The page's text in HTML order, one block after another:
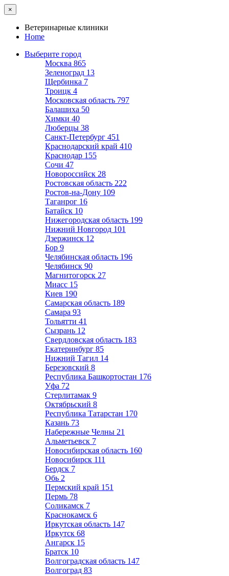
×
Ветеринарные клиники
Home
Выберите город
Москва 865
Зеленоград 13
Щербинка 7
Троицк 4
Московская область 797
Балашиха 50
Химки 40
Люберцы 38
Санкт-Петербург 451
Краснодарский край 410
Краснодар 155
Сочи 47
Новороссийск 28
Ростовская область 222
Ростов-на-Дону 109
Таганрог 16
Батайск 10
Нижегородская область 199
Нижний Новгород 101
Дзержинск 12
Бор 9
Челябинская область 196
Челябинск 90
Магнитогорск 27
Миасс 15
Киев 190
Самарская область 189
Самара 93
Тольятти 41
Сызрань 12
Свердловская область 183
Екатеринбург 85
Нижний Тагил 14
Березовский 8
Республика Башкортостан 176
Уфа 72
Стерлитамак 9
Октябрьский 8
Республика Татарстан 170
Казань 73
Набережные Челны 21
Альметьевск 7
Новосибирская область 160
Новосибирск 111
Бердск 7
Обь 2
Пермский край 151
Пермь 78
Соликамск 7
Краснокамск 6
Иркутская область 147
Иркутск 68
Ангарск 15
Братск 10
Волгоградская область 147
Волгоград 83